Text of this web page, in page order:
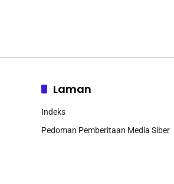
Laman
Indeks
Pedoman Pemberitaan Media Siber